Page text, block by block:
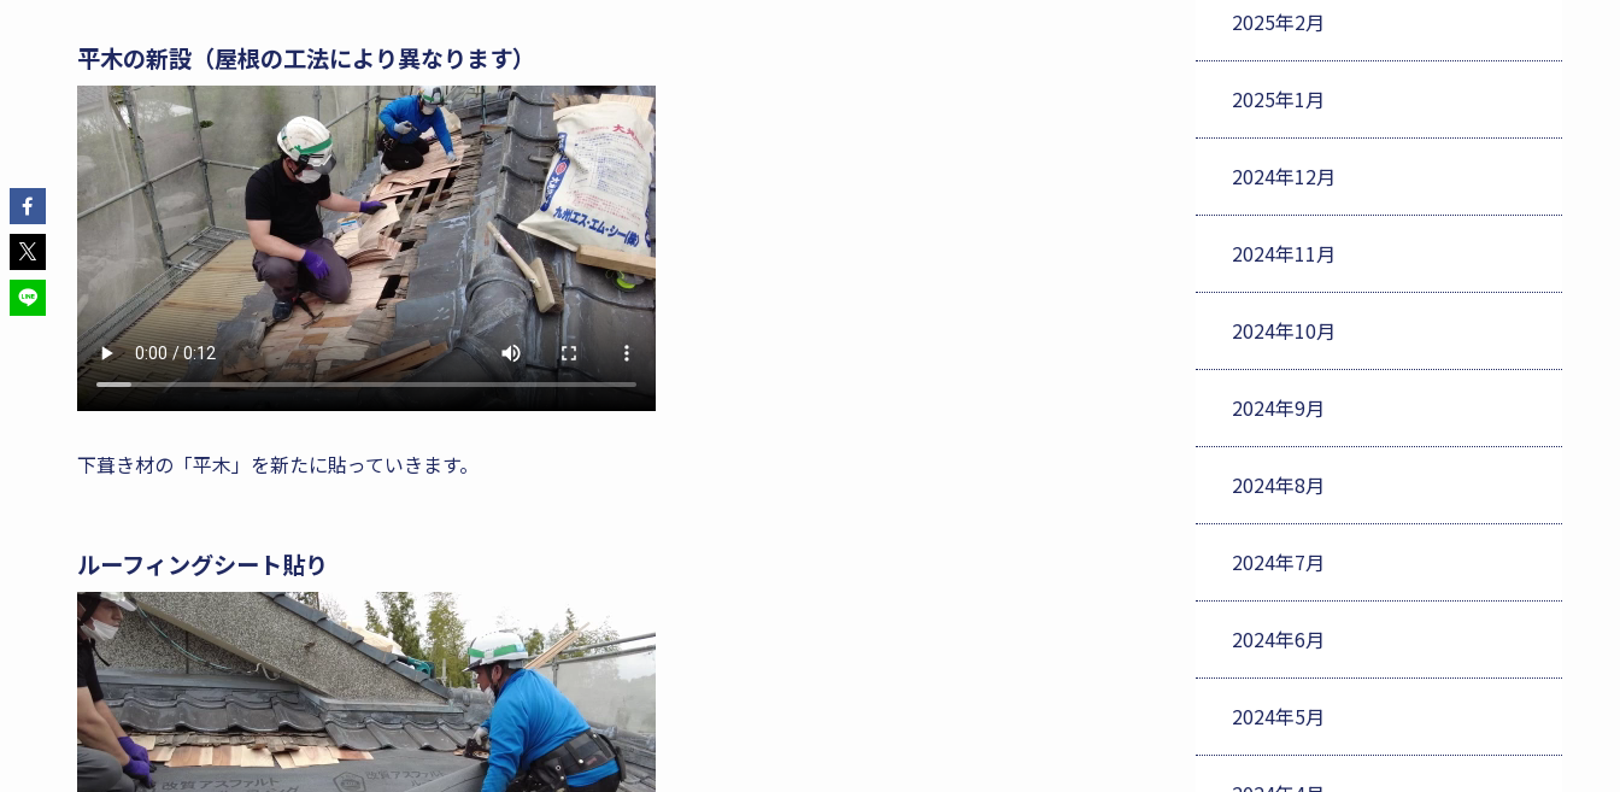
平木の新設（屋根の工法により異なります）
下葺き材の「平木」を新たに貼っていきます。
ルーフィングシート貼り
2025年2月
2025年1月
2024年12月
2024年11月
2024年10月
2024年9月
2024年8月
2024年7月
2024年6月
2024年5月